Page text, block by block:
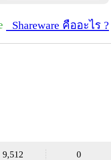
Shareware คืออะไร ?
9,512 0